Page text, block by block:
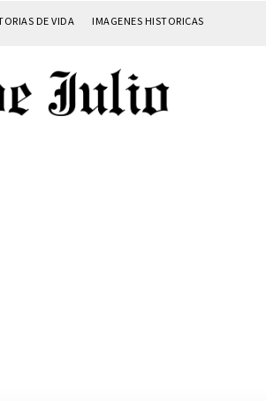
DE VIDA IMAGENES HISTORICAS